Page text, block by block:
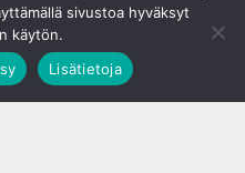
sivustoa hyväksyt
käytön.
Lisätietoja